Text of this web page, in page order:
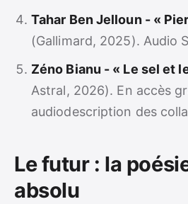
Tahar Ben Jelloun - «
(Gallimard, 2025). Audio
Zéno Bianu - « Le sel et
Astral, 2026). En accès
audiodescription des
Le futur : la
absolu